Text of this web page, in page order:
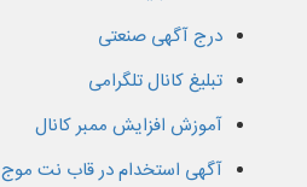
درج آگهی صنعتی
تبلیغ کانال تلگرامی
آموزش افزایش ممبر کانال
آگهی استخدام در قاب نت موج